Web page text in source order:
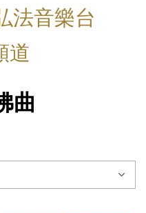
法音樂台
道
曲